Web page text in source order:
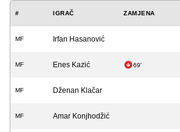
# IGRAČ ZAMJENA
MF Irfan Hasanović
MF Enes Kazić 69'
MF Dženan Klačar
MF Amar Konjhodžić